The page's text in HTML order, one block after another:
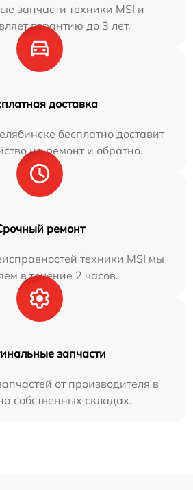
запчасти техники MSI и
гарантию до 3 лет.
доставка
бесплатно доставит
на ремонт и обратно.
ремонт
техники MSI мы
в течение 2 часов.
запчасти
от производителя в
собственных складах.